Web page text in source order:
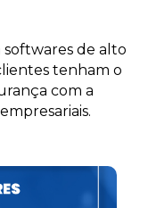
softwares de alto
tenham o
com a